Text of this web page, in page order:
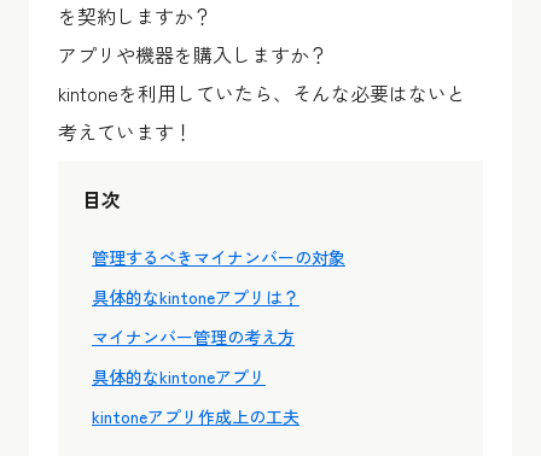
を契約しますか？
アプリや機器を購入しますか？
kintoneを利用していたら、そんな必要はないと
考えています！
目次
管理するべきマイナンバーの対象
具体的なkintoneアプリは？
マイナンバー管理の考え方
具体的なkintoneアプリ
kintoneアプリ作成上の工夫